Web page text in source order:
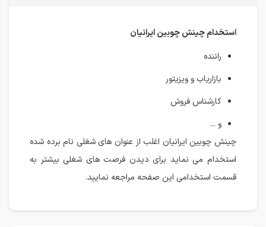
استخدام چینش چوبین ایرانیان
راننده
بازاریاب و ویزیتور
کارشناس فروش
و ...
چینش چوبین ایرانیان اغلب از عنوان های شغلی نام برده شده
استخدام می نماید برای دیدن فرصت های شغلی بیشتر به
قسمت استخدامی این صفحه مراجعه نمایید.